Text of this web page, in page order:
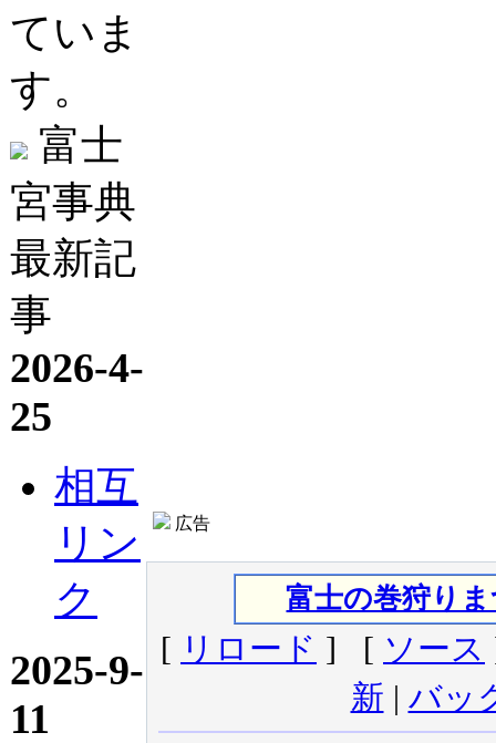
ていま
す。
富士
宮事典
最新記
事
2026-4-
25
相互
リン
ク
2025-9-
11
広告
富士の巻狩り
[ リロード ] [ ソース
新 | バッ